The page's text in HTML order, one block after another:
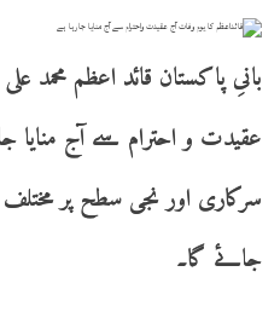
بانیِ پاکستان قائد اعظم محمد
عقیدت و احترام سے آج منایا
سرکاری اور نجی سطح پر مختلف
جائے گا۔